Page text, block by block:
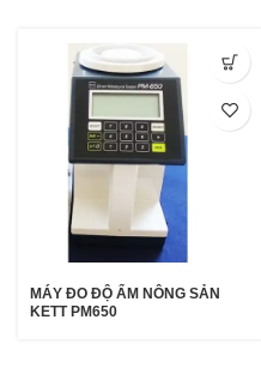
MÁY ĐO ĐỘ ẨM NÔNG SẢN
KETT PM650